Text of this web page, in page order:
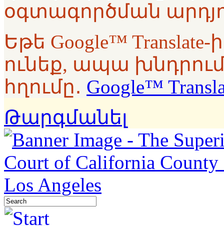
օգտագործման
Եթե Google™
ունեք, ապա խնդրում
հղումը․ Google™
Թարգմանել